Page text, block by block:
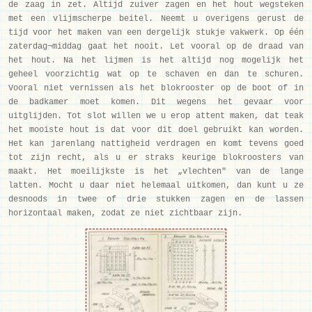
de zaag in zet. Altijd zuiver zagen en het hout wegsteken
met een vlijmscherpe beitel. Neemt u overigens gerust de
tijd voor het maken van een dergelijk stukje vakwerk. Op één
zaterdag¬middag gaat het nooit. Let vooral op de draad van
het hout. Na het lijmen is het altijd nog mogelijk het
geheel voorzichtig wat op te schaven en dan te schuren.
Vooral niet vernissen als het blokrooster op de boot of in
de badkamer moet komen. Dit wegens het gevaar voor
uitglijden. Tot slot willen we u erop attent maken, dat teak
het mooiste hout is dat voor dit doel gebruikt kan worden.
Het kan jarenlang nattigheid verdragen en komt tevens goed
tot zijn recht, als u er straks keurige blokroosters van
maakt. Het moeilijkste is het „vlechten" van de lange
latten. Mocht u daar niet helemaal uitkomen, dan kunt u ze
desnoods in twee of drie stukken zagen en de lassen
horizontaal maken, zodat ze niet zichtbaar zijn.